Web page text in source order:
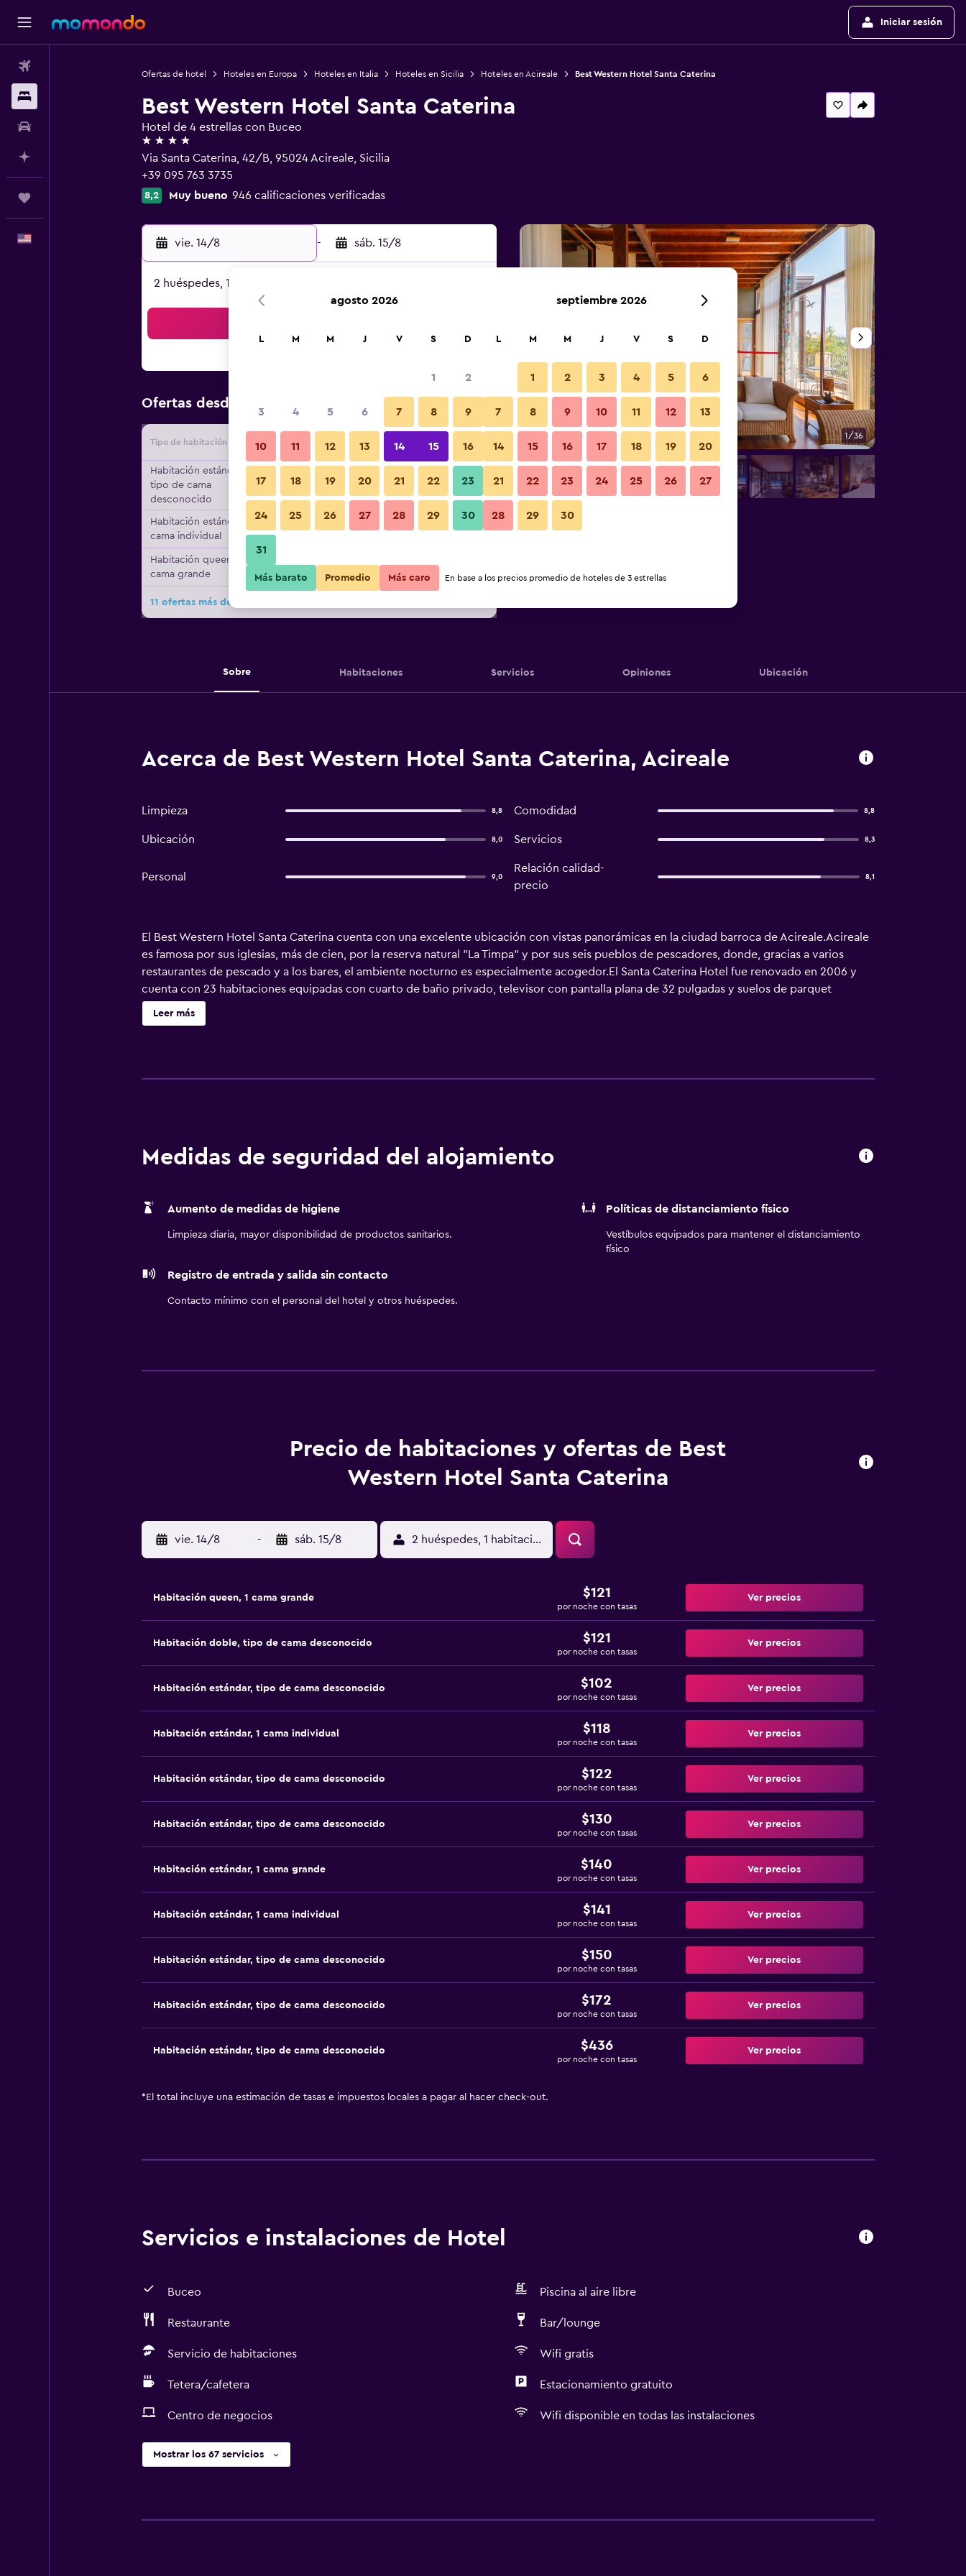
Iniciar sesión
Ofertas de hotel Hoteles en Europa Hoteles en Italia Hoteles en Sicilia Hoteles en Acireale Best Western Hotel Santa Caterina
Best Western Hotel Santa Caterina
Hotel de 4 estrellas con Buceo
4 estrellas
Via Santa Caterina, 42/B, 95024 Acireale, Sicilia
+39 095 763 3735
8,2 Muy bueno 946 calificaciones verificadas
vie. 14/8 - sáb. 15/8
2 huéspedes, 1 habitación
Ofertas desde Oferta más barata de precio por noche
Tipo de habitación Proveedor Total noche
Habitación estándar,
tipo de cama
desconocido
$102 Ver oferta
Habitación estándar, 1
cama individual
$118 Ver oferta
Habitación queen, 1
cama grande
$121 Ver oferta
11 ofertas más de Best Western Hotel Santa Caterina
Sala de estar 1/36
Fotos
Sobre Habitaciones Servicios Opiniones Ubicación
Acerca de Best Western Hotel Santa Caterina, Acireale
Limpieza 8,8 Comodidad 8,8
Ubicación 8,0 Servicios 8,3
Personal 9,0
Relación calidad-
precio
8,1
El Best Western Hotel Santa Caterina cuenta con una excelente ubicación con vistas panorámicas en la ciudad barroca de Acireale.Acireale
es famosa por sus iglesias, más de cien, por la reserva natural "La Timpa" y por sus seis pueblos de pescadores, donde, gracias a varios
restaurantes de pescado y a los bares, el ambiente nocturno es especialmente acogedor.El Santa Caterina Hotel fue renovado en 2006 y
cuenta con 23 habitaciones equipadas con cuarto de baño privado, televisor con pantalla plana de 32 pulgadas y suelos de parquet
procedentes de la restauración de una antigua curtiduría.Las espectaculares vistas al mar, las agradables zonas comunes y el fastuoso aire
de las habitaciones son una ventaja adicional para nuestros huéspedes.Una piscina al aire libre situada en una frondosa zona verde con
Leer más
Medidas de seguridad del alojamiento
Aumento de medidas de higiene
Limpieza diaria, mayor disponibilidad de productos sanitarios.
Políticas de distanciamiento físico
Vestíbulos equipados para mantener el distanciamiento
físico
Registro de entrada y salida sin contacto
Contacto mínimo con el personal del hotel y otros huéspedes.
Precio de habitaciones y ofertas de Best
Western Hotel Santa Caterina
vie. 14/8 - sáb. 15/8 2 huéspedes, 1 habitación
Habitación queen, 1 cama grande $121
por noche con tasas
Ver precios
Habitación doble, tipo de cama desconocido $121
por noche con tasas
Ver precios
Habitación estándar, tipo de cama desconocido $102
por noche con tasas
Ver precios
Habitación estándar, 1 cama individual $118
por noche con tasas
Ver precios
Habitación estándar, tipo de cama desconocido $122
por noche con tasas
Ver precios
Habitación estándar, tipo de cama desconocido $130
por noche con tasas
Ver precios
Habitación estándar, 1 cama grande $140
por noche con tasas
Ver precios
Habitación estándar, 1 cama individual $141
por noche con tasas
Ver precios
Habitación estándar, tipo de cama desconocido $150
por noche con tasas
Ver precios
Habitación estándar, tipo de cama desconocido $172
por noche con tasas
Ver precios
Habitación estándar, tipo de cama desconocido $436
por noche con tasas
Ver precios
* El total incluye una estimación de tasas e impuestos locales a pagar al hacer check-out.
Servicios e instalaciones de Hotel
Buceo Piscina al aire libre
Restaurante Bar/lounge
Servicio de habitaciones Wifi gratis
Tetera/cafetera Estacionamiento gratuito
Centro de negocios Wifi disponible en todas las instalaciones
Mostrar los 67 servicios
agosto 2026
L M M J V S D
1 2
3 4 5 6 7 8 9
10 11 12 13 14 15 16
17 18 19 20 21 22 23
24 25 26 27 28 29 30
31
septiembre 2026
L M M J V S D
1 2 3 4 5 6
7 8 9 10 11 12 13
14 15 16 17 18 19 20
21 22 23 24 25 26 27
28 29 30
Más barato Promedio Más caro En base a los precios promedio de hoteles de 3 estrellas